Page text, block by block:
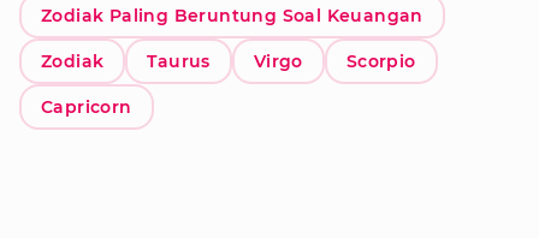
Zodiak Paling Beruntung Soal Keuangan
Zodiak Taurus Virgo Scorpio
Capricorn